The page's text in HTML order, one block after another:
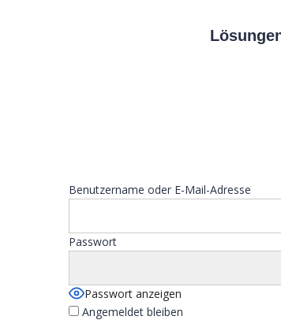
Benutzername oder E-Mail-Adresse
Passwort
Passwort anzeigen
Angemeldet bleiben